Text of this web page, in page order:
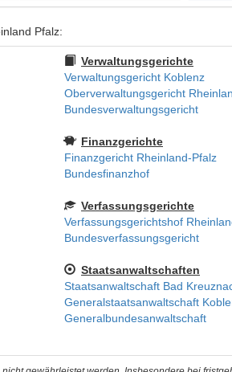
Pfalz:
Verwaltungsgerichte
Verwaltungsgericht Koblenz
Oberverwaltungsgericht
Bundesverwaltungsgericht
Finanzgerichte
Finanzgericht Rheinland-Pfalz
Bundesfinanzhof
Verfassungsgerichte
Verfassungsgerichtshof
Bundesverfassungsgericht
Staatsanwaltschaften
Staatsanwaltschaft Bad
Generalstaatsanwaltschaft
Generalbundesanwaltschaft